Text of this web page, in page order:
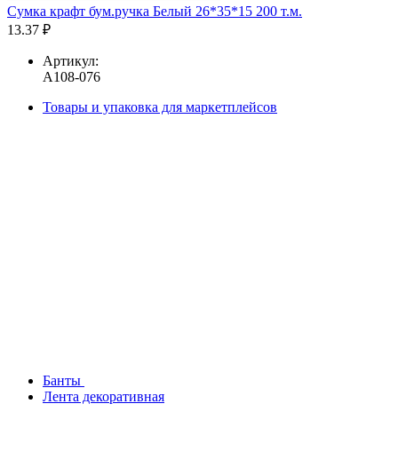
Сумка крафт бум.ручка Белый 26*35*15 200 т.м.
13.37 ₽
Артикул:
A108-076
Товары и упаковка для маркетплейсов
Банты
Лента декоративная